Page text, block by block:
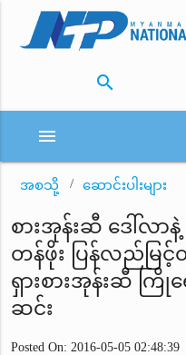
search
menu
အစသို့ ဆောင်းပါးများ
စားအုန်းဆီ ဒေါ်လာ
တန်ဖိုး ပြန်လည်မြ
ရှားစားအုန်းဆီ ကြို
ဆင်း
Posted On: 2016-05-05 02:48:39